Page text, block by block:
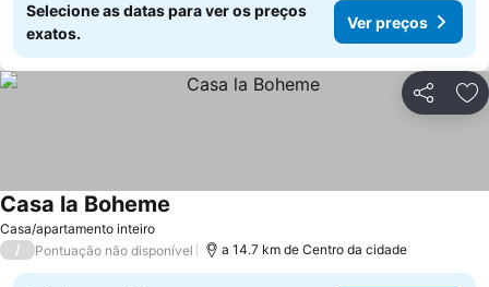
Selecione as datas para ver os preços
exatos.
Ver preços
Partilhar
Casa/apartamento inteiro
Casa la Boheme
/ Pontuação não disponível a 14.7 km de Centro da cidade